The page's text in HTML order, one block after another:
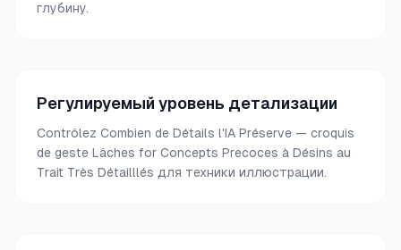
глубину.
Регулируемый уровень детализации
Contrôlez Combien de Détails l'IA Préserve — croquis
de geste Lâches for Concepts Precoces à Désins au
Trait Très Détailllés для техники иллюстрации.